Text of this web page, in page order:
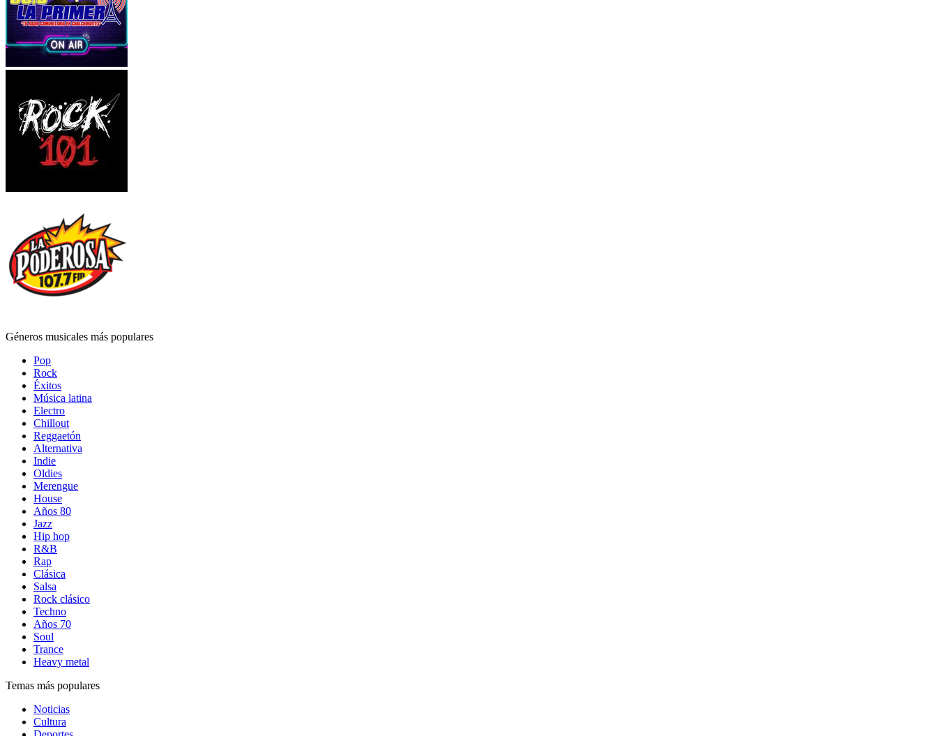
Géneros musicales más populares
Pop
Rock
Éxitos
Música latina
Electro
Chillout
Reggaetón
Alternativa
Indie
Oldies
Merengue
House
Años 80
Jazz
Hip hop
R&B
Rap
Clásica
Salsa
Rock clásico
Techno
Años 70
Soul
Trance
Heavy metal
Temas más populares
Noticias
Cultura